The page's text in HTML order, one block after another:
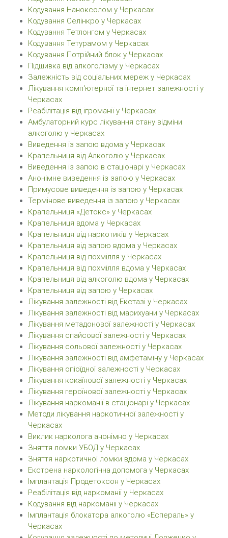
Кодування Наноксолом у Черкасах
Кодування Селінкро у Черкасах
Кодування Тетлонгом у Черкасах
Кодування Тетурамом у Черкасах
Кодування Потрійний блок у Черкасах
Підшивка від алкоголізму у Черкасах
Залежність від соціальних мереж у Черкасах
Лікування комп'ютерної та інтернет залежності у
Черкасах
Реабілітація від ігроманії у Черкасах
Амбулаторний курс лікування стану відміни
алкоголю у Черкасах
Виведення із запою вдома у Черкасах
Крапельниця від Алкоголю у Черкасах
Виведення із запою в стаціонарі у Черкасах
Анонімне виведення із запою у Черкасах
Примусове виведення із запою у Черкасах
Термінове виведення із запою у Черкасах
Крапельниця «Детокс» у Черкасах
Крапельниця вдома у Черкасах
Крапельниця від наркотиків у Черкасах
Крапельниця від запою вдома у Черкасах
Крапельниця від похмілля у Черкасах
Крапельниця від похмілля вдома у Черкасах
Крапельниця від алкоголю вдома у Черкасах
Крапельниця від запою у Черкасах
Лікування залежності від Екстазі у Черкасах
Лікування залежності від марихуани у Черкасах
Лікування метадонової залежності у Черкасах
Лікування спайсової залежності у Черкасах
Лікування сольової залежності у Черкасах
Лікування залежності від амфетаміну у Черкасах
Лікування опіоїдної залежності у Черкасах
Лікування кокаїнової залежності у Черкасах
Лікування героїнової залежності у Черкасах
Лікування наркоманії в стаціонарі у Черкасах
Методи лікування наркотичної залежності у
Черкасах
Виклик нарколога анонімно у Черкасах
Зняття ломки УБОД у Черкасах
Зняття наркотичної ломки вдома у Черкасах
Екстрена наркологічна допомога у Черкасах
Імплантація Продетоксон у Черкасах
Реабілітація від наркоманії у Черкасах
Кодування від наркоманії у Черкасах
Імплантація блокатора алкоголю «Еспераль» у
Черкасах